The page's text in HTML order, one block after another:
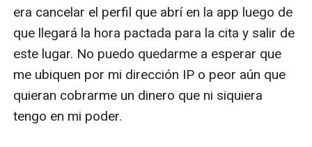
era cancelar el perfil que abrí en la app luego de
que llegará la hora pactada para la cita y salir de
este lugar. No puedo quedarme a esperar que
me ubiquen por mi dirección IP o peor aún que
quieran cobrarme un dinero que ni siquiera
tengo en mi poder.